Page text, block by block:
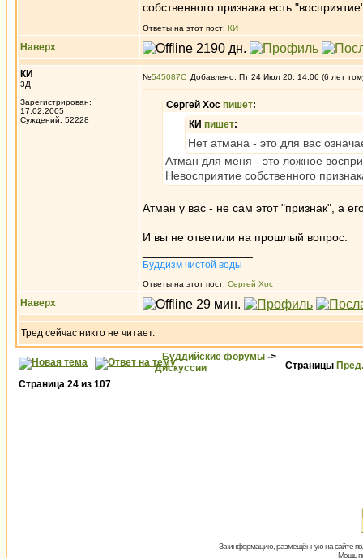
собственного признака есть
Ответы на этот пост: КИ
Наверх
КИ
3Д
Зарегистрирован:
17.02.2005
Суждений: 52228
№545087 Добавлено: Пт 24 Июл 20, 14:06 (6 лет
Сергей Хос пишет:
КИ пишет:
Нет атмана - это для вас
Атман для меня - это ложное
Невосприятие собственного
Атман у вас - не сам этот "признак", а
И вы не ответили на прошлый вопрос.
Буддизм чистой воды
Ответы на этот пост: Сергей Хос
Наверх
Тред сейчас никто не читает.
Буддийские форумы ->
Дискуссии
Страницы Пред.
Страница 24 из 107
За информацию, размещённую на сайте
Мощь